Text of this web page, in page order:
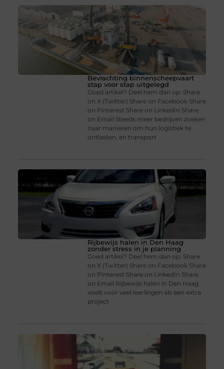
Bevrachting binnenscheepvaart
stap voor stap uitgelegd
Goed artikel? Deel hem dan op: Share
on X (Twitter) Share on Facebook Share
on Pinterest Share on LinkedIn Share
on Email Steeds meer bedrijven zoeken
naar manieren om hun logistiek te
ontlasten, en transport
Rijbewijs halen in Den Haag
zonder stress in je planning
Goed artikel? Deel hem dan op: Share
on X (Twitter) Share on Facebook Share
on Pinterest Share on LinkedIn Share
on Email Rijbewijs halen in Den Haag
voelt voor veel leerlingen als een extra
project